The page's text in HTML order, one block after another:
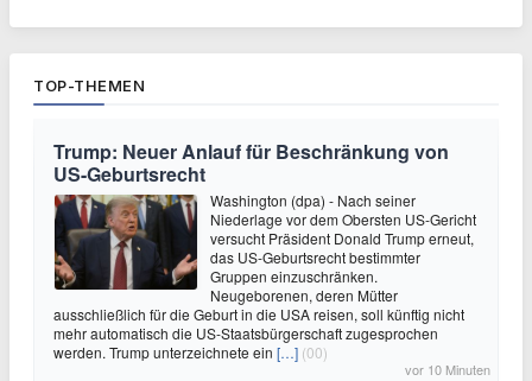
TOP-THEMEN
Trump: Neuer Anlauf für Beschränkung von
US-Geburtsrecht
Washington (dpa) - Nach seiner
Niederlage vor dem Obersten US-Gericht
versucht Präsident Donald Trump erneut,
das US-Geburtsrecht bestimmter
Gruppen einzuschränken.
Neugeborenen, deren Mütter
ausschließlich für die Geburt in die USA reisen, soll künftig nicht
mehr automatisch die US-Staatsbürgerschaft zugesprochen
werden. Trump unterzeichnete ein […] (00)
vor 10 Minuten